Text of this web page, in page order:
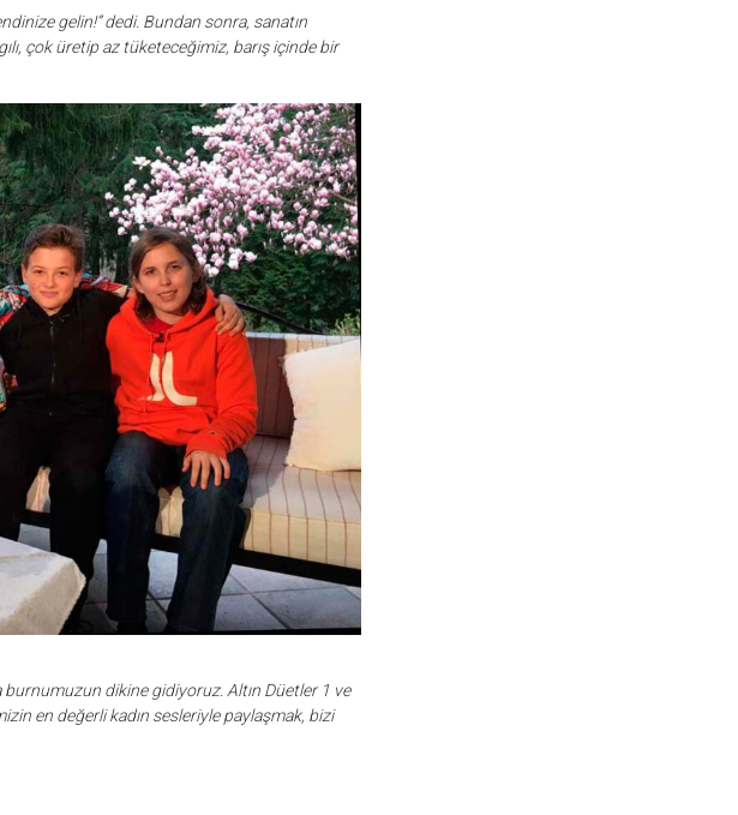
gelin!” dedi. Bundan sonra, sanatın
çok üretip az tüketeceğimiz, barış içinde bir
burnumuzun dikine gidiyoruz. Altın Düetler 1 ve
en değerli kadın sesleriyle paylaşmak, bizi